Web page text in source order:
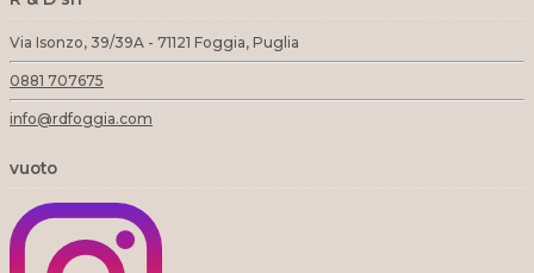
Via Isonzo, 39/39A - 71121 Foggia, Puglia
0881 707675
info@rdfoggia.com
vuoto